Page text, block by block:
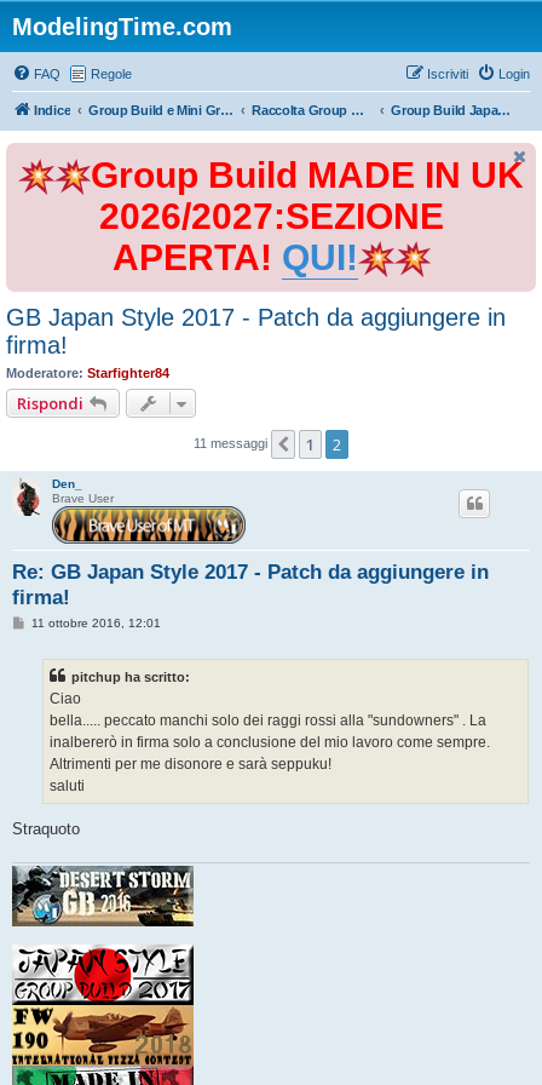
ModelingTime.com
FAQ Regole Login
Iscriviti
Indice Group Build e Mini Group Build Raccolta Group Build Group Build Japan Style 2017
Group Build MADE IN UK
2026/2027:SEZIONE
APERTA! QUI!
GB Japan Style 2017 - Patch da aggiungere in
firma!
Moderatore: Starfighter84
Rispondi
11 messaggi Precedente
1 2
Den_
Brave User
Re: GB Japan Style 2017 - Patch da aggiungere in
firma!
M11 ottobre 2016, 12:01
pitchup ha scritto:
Ciao
bella..... peccato manchi solo dei raggi rossi alla "sundowners" . La
inalbererò in firma solo a conclusione del mio lavoro come sempre.
Altrimenti per me disonore e sarà seppuku!
saluti
Straquoto